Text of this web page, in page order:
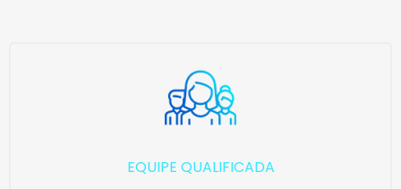
EQUIPE QUALIFICADA